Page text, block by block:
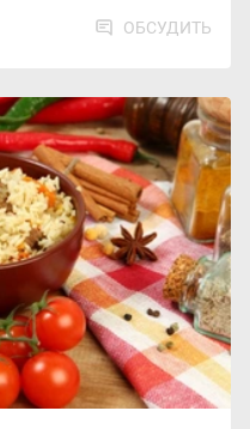
ОБСУДИТЬ